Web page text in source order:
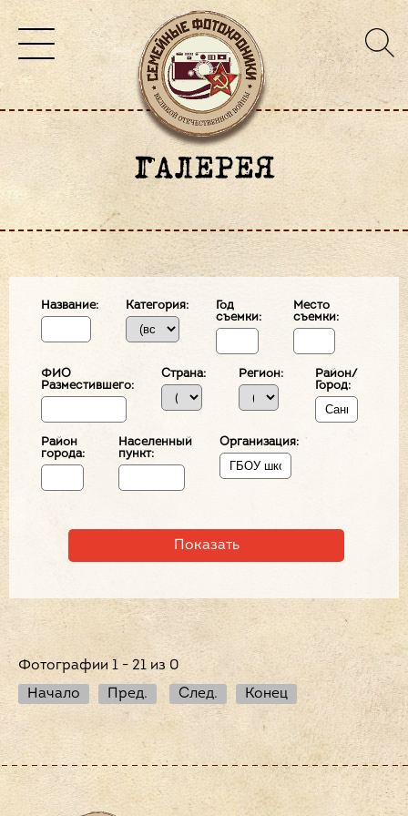
ГАЛЕРЕЯ
Название: Категория:
Год
съемки:
Место
съемки:
ФИО
Разместившего:
Страна: Регион:
Район/
Город:
Район
города:
Населенный
пункт:
Организация:
Фотографии 1 - 21 из 0
Начало
Пред. След. Конец